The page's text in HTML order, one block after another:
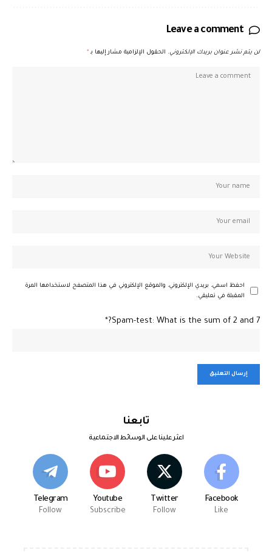
Leave a comment
لن يتم نشر عنوان بريدك الإلكتروني. الحقول الإلزامية مشار إليها بـ *
احفظ اسمي، بريدي الإلكتروني، والموقع الإلكتروني في هذا المتصفح لاستخدامها المرة
المقبلة في تعليقي.
Spam-test: What is the sum of 2 and 7?*
تابعنا
اعثر علينا على الوسائط الاجتماعية
Facebook
Like
Twitter
Follow
Youtube
Subscribe
Telegram
Follow